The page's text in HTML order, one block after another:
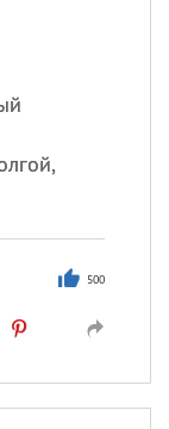
500